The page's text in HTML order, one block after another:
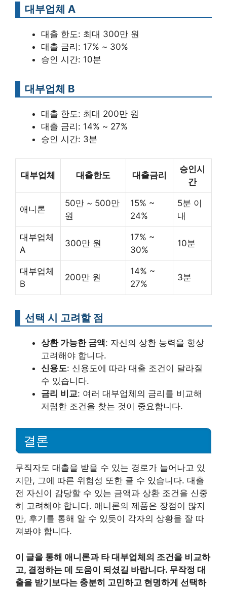
대부업체 A
대출 한도: 최대 300만 원
대출 금리: 17% ~ 30%
승인 시간: 10분
대부업체 B
대출 한도: 최대 200만 원
대출 금리: 14% ~ 27%
승인 시간: 3분
대부업체 대출한도 대출금리
승인시
간
애니론
50만 ~ 500만
원
15% ~
24%
5분 이
내
대부업체
A
300만 원
17% ~
30%
10분
대부업체
B
200만 원
14% ~
27%
3분
선택 시 고려할 점
상환 가능한 금액: 자신의 상환 능력을 항상
고려해야 합니다.
신용도: 신용도에 따라 대출 조건이 달라질
수 있습니다.
금리 비교: 여러 대부업체의 금리를 비교해
저렴한 조건을 찾는 것이 중요합니다.
결론
무직자도 대출을 받을 수 있는 경로가 늘어나고 있
지만, 그에 따른 위험성 또한 클 수 있습니다. 대출
전 자신이 감당할 수 있는 금액과 상환 조건을 신중
히 고려해야 합니다. 애니론의 제품은 장점이 많지
만, 후기를 통해 알 수 있듯이 각자의 상황을 잘 따
져봐야 합니다.
이 글을 통해 애니론과 타 대부업체의 조건을 비교하
고, 결정하는 데 도움이 되셨길 바랍니다. 무작정 대
출을 받기보다는 충분히 고민하고 현명하게 선택하